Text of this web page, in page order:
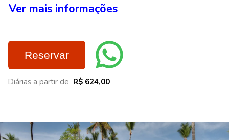
Ver mais informações
Reservar
Diárias a partir de R$ 624,00